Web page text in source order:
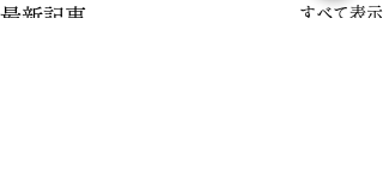
最新記事 すべて表示